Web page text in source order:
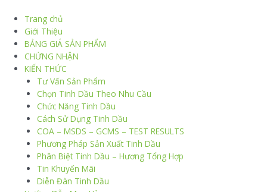
Trang chủ
Giới Thiệu
BẢNG GIÁ SẢN PHẨM
CHỨNG NHẬN
KIẾN THỨC
Tư Vấn Sản Phẩm
Chọn Tinh Dầu Theo Nhu Cầu
Chức Năng Tinh Dầu
Cách Sử Dụng Tinh Dầu
COA – MSDS – GCMS – TEST RESULTS
Phương Pháp Sản Xuất Tinh Dầu
Phân Biệt Tinh Dầu – Hương Tổng Hợp
Tin Khuyến Mãi
Diễn Đàn Tinh Dầu